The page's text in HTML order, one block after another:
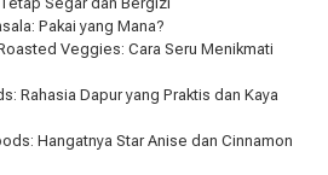
Pakai yang Mana?
Veggies: Cara Seru Menikmati
Rahasia Dapur yang Praktis dan Kaya
Hangatnya Star Anise dan Cinnamon